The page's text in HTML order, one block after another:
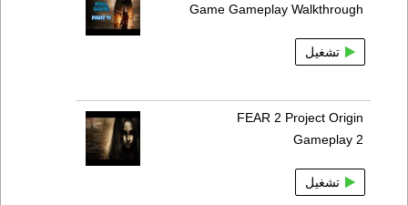
Game Gameplay Walkthrough
تشغيل
FEAR 2 Project Origin
Gameplay 2
تشغيل